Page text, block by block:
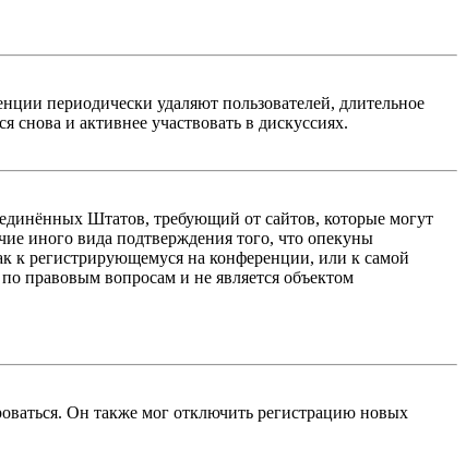
периодически удаляют пользователей, длительное
и активнее участвовать в дискуссиях.
Штатов, требующий от сайтов, которые могут
иного вида подтверждения того, что опекуны
к регистрирующемуся на конференции, или к самой
правовым вопросам и не является объектом
Он также мог отключить регистрацию новых